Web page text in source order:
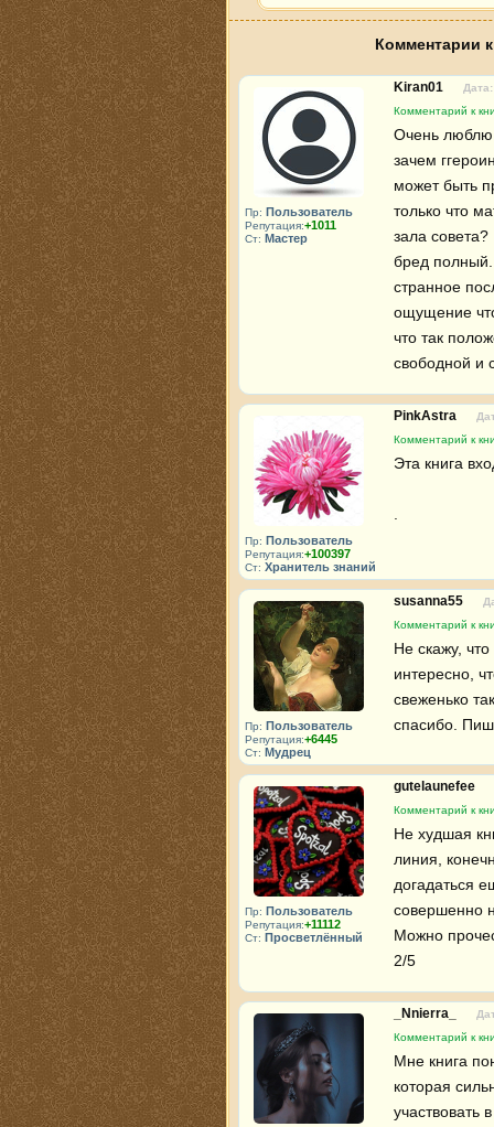
Комментарии
Пр: Пользователь
Репутация:+1011
Ст: Мастер
Kiran01
Комментарий к
Очень люблю
зачем
может быть
только что
зала
бред
странное
ощущение
что так
свободной и
Пр: Пользователь
Репутация:+100397
Ст: Хранитель знаний
PinkAstra
Комментарий к
Эта книга
Пр: Пользователь
Репутация:+6445
Ст: Мудрец
susanna55
Комментарий к
Не скажу,
интересно,
свеженько
спасибо.
Пр: Пользователь
Репутация:+11112
Ст: Просветлённый
gutelaunefee
Комментарий к
Не худшая
линия,
догадаться
совершенно
Можно
2/5
_Nnierra_
Комментарий к
Мне книга
которая
участвовать